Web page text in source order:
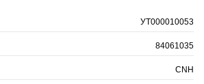
УТ000010053
84061035
CNH